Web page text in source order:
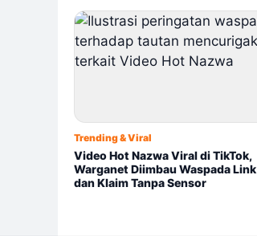
Trending & Viral
Video Hot Nazwa Viral di TikTok,
Warganet Diimbau Waspada Link
dan Klaim Tanpa Sensor